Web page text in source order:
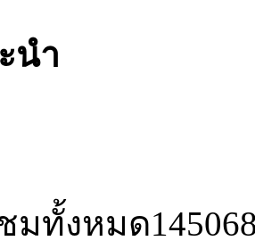
นำ
มทั้งหมด